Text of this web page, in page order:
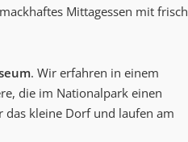
Mittagessen mit frisch
. Wir erfahren in einem
die im Nationalpark einen
das kleine Dorf und laufen am